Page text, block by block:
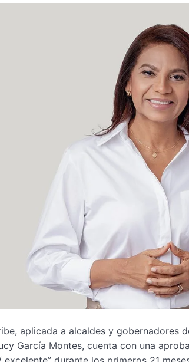
aplicada a alcaldes y gobernadores
García Montes, cuenta con una